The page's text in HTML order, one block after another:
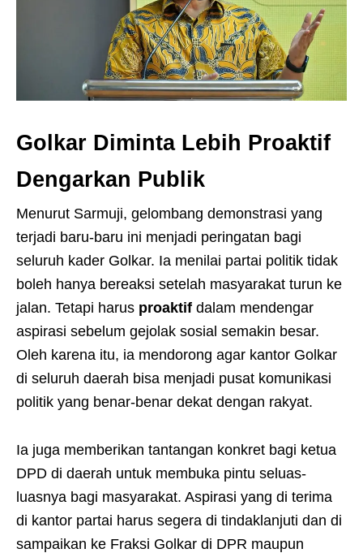
Golkar Diminta Lebih Proaktif
Dengarkan Publik
Menurut Sarmuji, gelombang demonstrasi yang
terjadi baru-baru ini menjadi peringatan bagi
seluruh kader Golkar. Ia menilai partai politik tidak
boleh hanya bereaksi setelah masyarakat turun ke
jalan. Tetapi harus proaktif dalam mendengar
aspirasi sebelum gejolak sosial semakin besar.
Oleh karena itu, ia mendorong agar kantor Golkar
di seluruh daerah bisa menjadi pusat komunikasi
politik yang benar-benar dekat dengan rakyat.
Ia juga memberikan tantangan konkret bagi ketua
DPD di daerah untuk membuka pintu seluas-
luasnya bagi masyarakat. Aspirasi yang di terima
di kantor partai harus segera di tindaklanjuti dan di
sampaikan ke Fraksi Golkar di DPR maupun